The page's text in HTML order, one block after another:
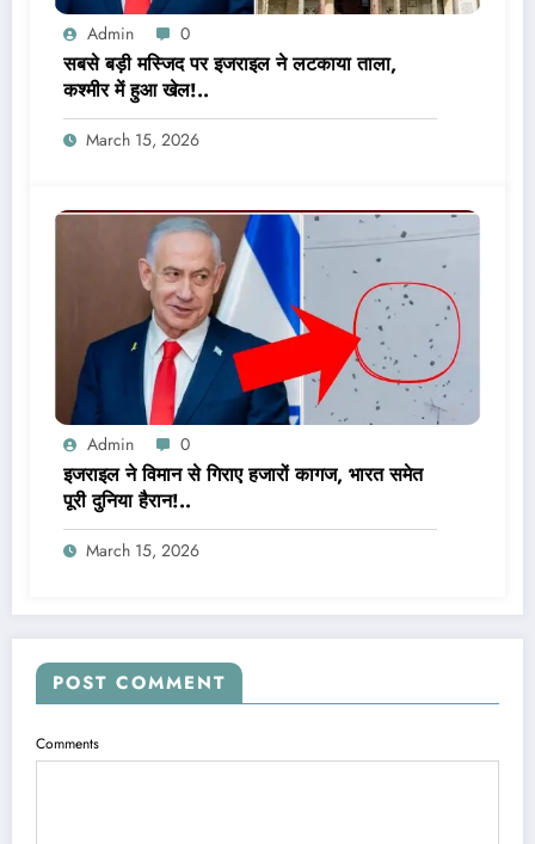
Admin 0
सबसे बड़ी मस्जिद पर इजराइल ने लटकाया ताला,
कश्मीर में हुआ खेल!..
March 15, 2026
Admin 0
इजराइल ने विमान से गिराए हजारों कागज, भारत समेत
पूरी दुनिया हैरान!..
March 15, 2026
POST COMMENT
Comments